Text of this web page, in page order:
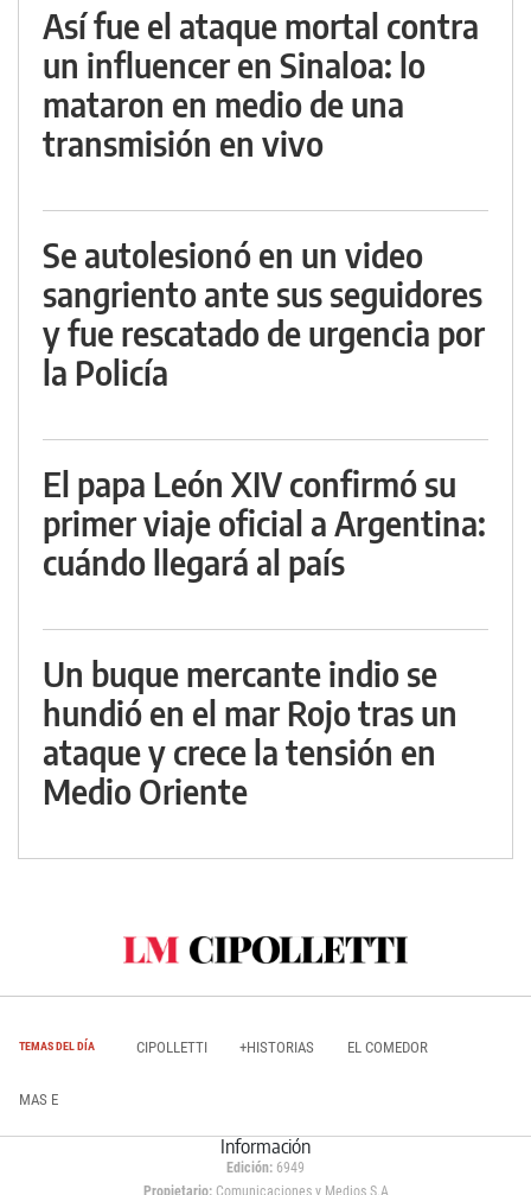
Así fue el ataque mortal contra
un influencer en Sinaloa: lo
mataron en medio de una
transmisión en vivo
Se autolesionó en un video
sangriento ante sus seguidores
y fue rescatado de urgencia por
la Policía
El papa León XIV confirmó su
primer viaje oficial a Argentina:
cuándo llegará al país
Un buque mercante indio se
hundió en el mar Rojo tras un
ataque y crece la tensión en
Medio Oriente
TEMAS DEL DÍA CIPOLLETTI +HISTORIAS EL COMEDOR
MAS E
Información
Edición: 6949
Propietario:Comunicaciones y Medios S.A